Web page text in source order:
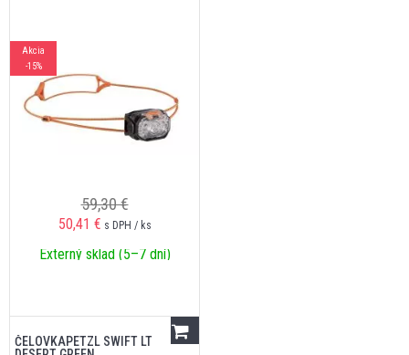
Akcia
-15%
59,30 €
50,41 € s DPH / ks
Externý sklad (5–7 dní)
ČELOVKAPETZL SWIFT LT